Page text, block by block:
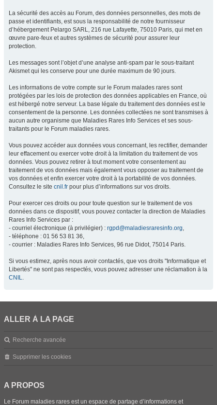
La sécurité des accès au Forum, des données personnelles, des mots de
passe et identifiants, est sous la responsabilité de notre fournisseur
d’hébergement Pelargo SARL, 216 rue Lafayette, 75010 Paris, qui met en
œuvre pare-feux et autres systèmes de sécurité pour assurer leur
protection.
Les messages sont l’objet d’une analyse anti-spam par le sous-traitant
Akismet qui les conserve pour une durée maximum de 90 jours.
Les informations de votre compte sur le Forum malades rares sont
protégées par les lois de protection des données applicables en France, où
est hébergé notre serveur. La base légale du traitement des données est le
consentement de la personne. Les données collectées ne sont transmises à
aucun autre organisme que Maladies Rares Info Services et ses sous-
traitants pour le Forum maladies rares.
Vous pouvez accéder aux données vous concernant, les rectifier, demander
leur effacement ou exercer votre droit à la limitation du traitement de vos
données. Vous pouvez retirer à tout moment votre consentement au
traitement de vos données mais également vous opposer au traitement de
vos données et enfin exercer votre droit à la portabilité de vos données.
Consultez le site cnil.fr pour plus d’informations sur vos droits.
Pour exercer ces droits ou pour toute question sur le traitement de vos
données dans ce dispositif, vous pouvez contacter la direction de Maladies
Rares Info Services par :
- courriel électronique (à privilégier) : rgpd@maladiesraresinfo.org,
- téléphone : 01 56 53 81 36,
- courrier : Maladies Rares Info Services, 96 rue Didot, 75014 Paris.
Si vous estimez, après nous avoir contactés, que vos droits "Informatique et
Libertés" ne sont pas respectés, vous pouvez adresser une réclamation à la
CNIL.
ALLER À LA PAGE
Recherche avancée
Supprimer les cookies
A PROPOS
Le Forum maladies rares est un espace de partage d’informations et